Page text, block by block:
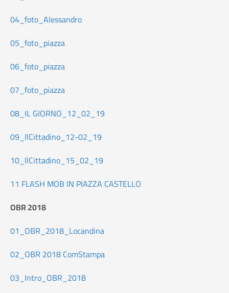
04_foto_Alessandro
05_foto_piazza
06_foto_piazza
07_foto_piazza
08_IL GIORNO_12_02_19
09_IlCittadino_12-02_19
10_IlCittadino_15_02_19
11 FLASH MOB IN PIAZZA CASTELLO
OBR 2018
01_OBR_2018_Locandina
02_OBR 2018 ComStampa
03_Intro_OBR_2018